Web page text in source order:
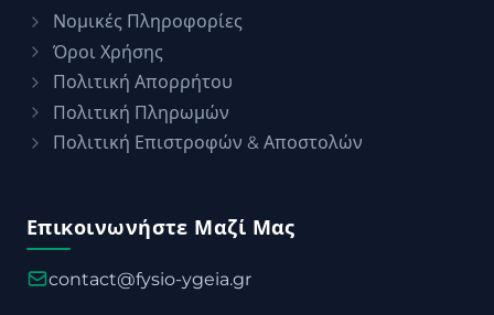
Νομικές Πληροφορίες
Όροι Χρήσης
Πολιτική Απορρήτου
Πολιτική Πληρωμών
Πολιτική Επιστροφών & Αποστολών
Επικοινωνήστε Μαζί Μας
contact@fysio-ygeia.gr